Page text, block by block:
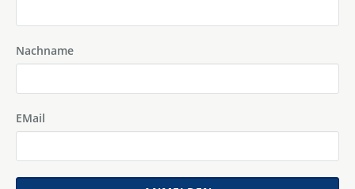
Nachname
EMail